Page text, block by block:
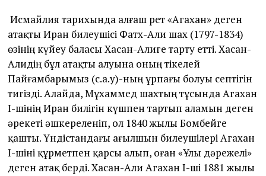
Исмайлия тарихында алғаш рет «Агахан» деген
атақты Иран билеушісі Фатх-Али шах (1797-1834)
өзінің күйеу баласы Хасан-Алиге тарту етті. Хасан-
Алидің бұл атақты алуына оның тікелей
Пайғамбарымыз (с.а.у)-ның ұрпағы болуы септігін
тигізді. Алайда, Мұхаммед шахтың тұсында Агахан
І-шінің Иран билігін күшпен тартып аламын деген
әрекеті әшкереленіп, ол 1840 жылы Бомбейге
қашты. Үндістандағы ағылшын билеушілері Агахан
І-шіні құрметпен қарсы алып, оған «Ұлы дәрежелі»
деген атақ берді. Хасан-Али Агахан І-ші 1881 жылы